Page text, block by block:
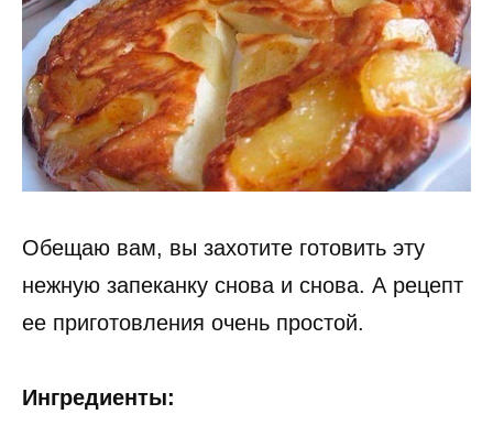
Обещаю вам, вы захотите готовить эту
нежную запеканку снова и снова. А рецепт
ее приготовления очень простой.
Ингредиенты: